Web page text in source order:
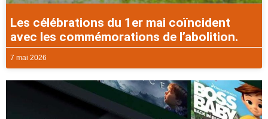
Les célébrations du 1er mai coïncident
avec les commémorations de l’abolition.
7 mai 2026